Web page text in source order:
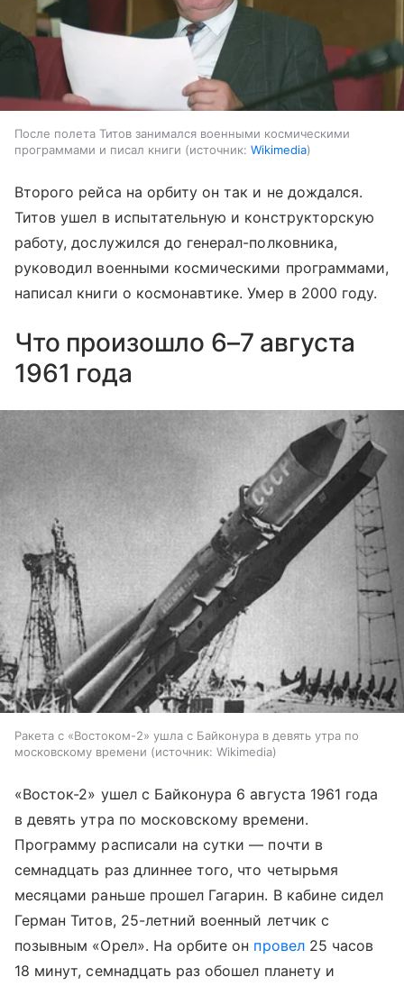
После полета Титов занимался военными космическими
программами и писал книги
источник: Wikimedia
Второго рейса на орбиту он так и не дождался.
Титов ушел в испытательную и конструкторскую
работу, дослужился до генерал-полковника,
руководил военными космическими программами,
написал книги о космонавтике. Умер в 2000 году.
Что произошло 6–7 августа
1961 года
Ракета с «Востоком-2» ушла с Байконура в девять утра по
московскому времени
источник: Wikimedia
«Восток-2» ушел с Байконура 6 августа 1961 года
в девять утра по московскому времени.
Программу расписали на сутки — почти в
семнадцать раз длиннее того, что четырьмя
месяцами раньше прошел Гагарин. В кабине сидел
Герман Титов, 25-летний военный летчик с
позывным «Орел». На орбите он провел25 часов
18 минут, семнадцать раз обошел планету и